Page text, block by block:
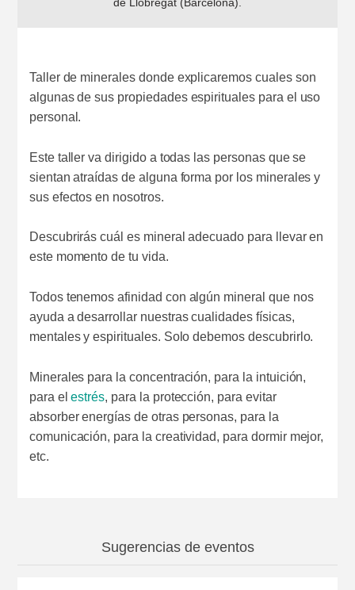
Taller de minerales donde explicaremos cuales son
algunas de sus propiedades espirituales para el uso
personal.
Este taller va dirigido a todas las personas que se
sientan atraídas de alguna forma por los minerales y
sus efectos en nosotros.
Descubrirás cuál es mineral adecuado para llevar en
este momento de tu vida.
Todos tenemos afinidad con algún mineral que nos
ayuda a desarrollar nuestras cualidades físicas,
mentales y espirituales. Solo debemos descubrirlo.
Minerales para la concentración, para la intuición,
para elestrés, para la protección, para evitar
absorber energías de otras personas, para la
comunicación, para la creatividad, para dormir mejor,
etc.
Sugerencias de eventos